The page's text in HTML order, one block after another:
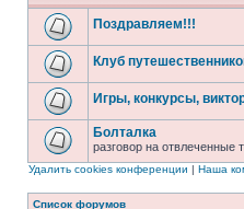
Поздравляем!!!
Клуб
Игры, конкурсы,
Болталка
разговор на отвлеченные
Удалить cookies конференции | Наша
Список форумов